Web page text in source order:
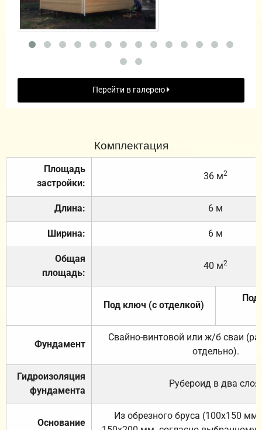
Перейти в галерею
Комплектация
Площадь
застройки:
36 м2
Длина: 6 м
Ширина: 6 м
Общая
площадь:
40 м2
Под ключ (с отделкой)
Под
Фундамент
Свайно-винтовой или ж/б сваи
отдельно).
Гидроизоляция
фундамента
Рубероид в два слоя.
Основание
Из обрезного бруса (100х150